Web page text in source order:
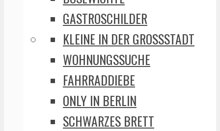
GASTROSCHILDER
KLEINE IN DER GROSSSTADT
WOHNUNGSSUCHE
FAHRRADDIEBE
ONLY IN BERLIN
SCHWARZES BRETT